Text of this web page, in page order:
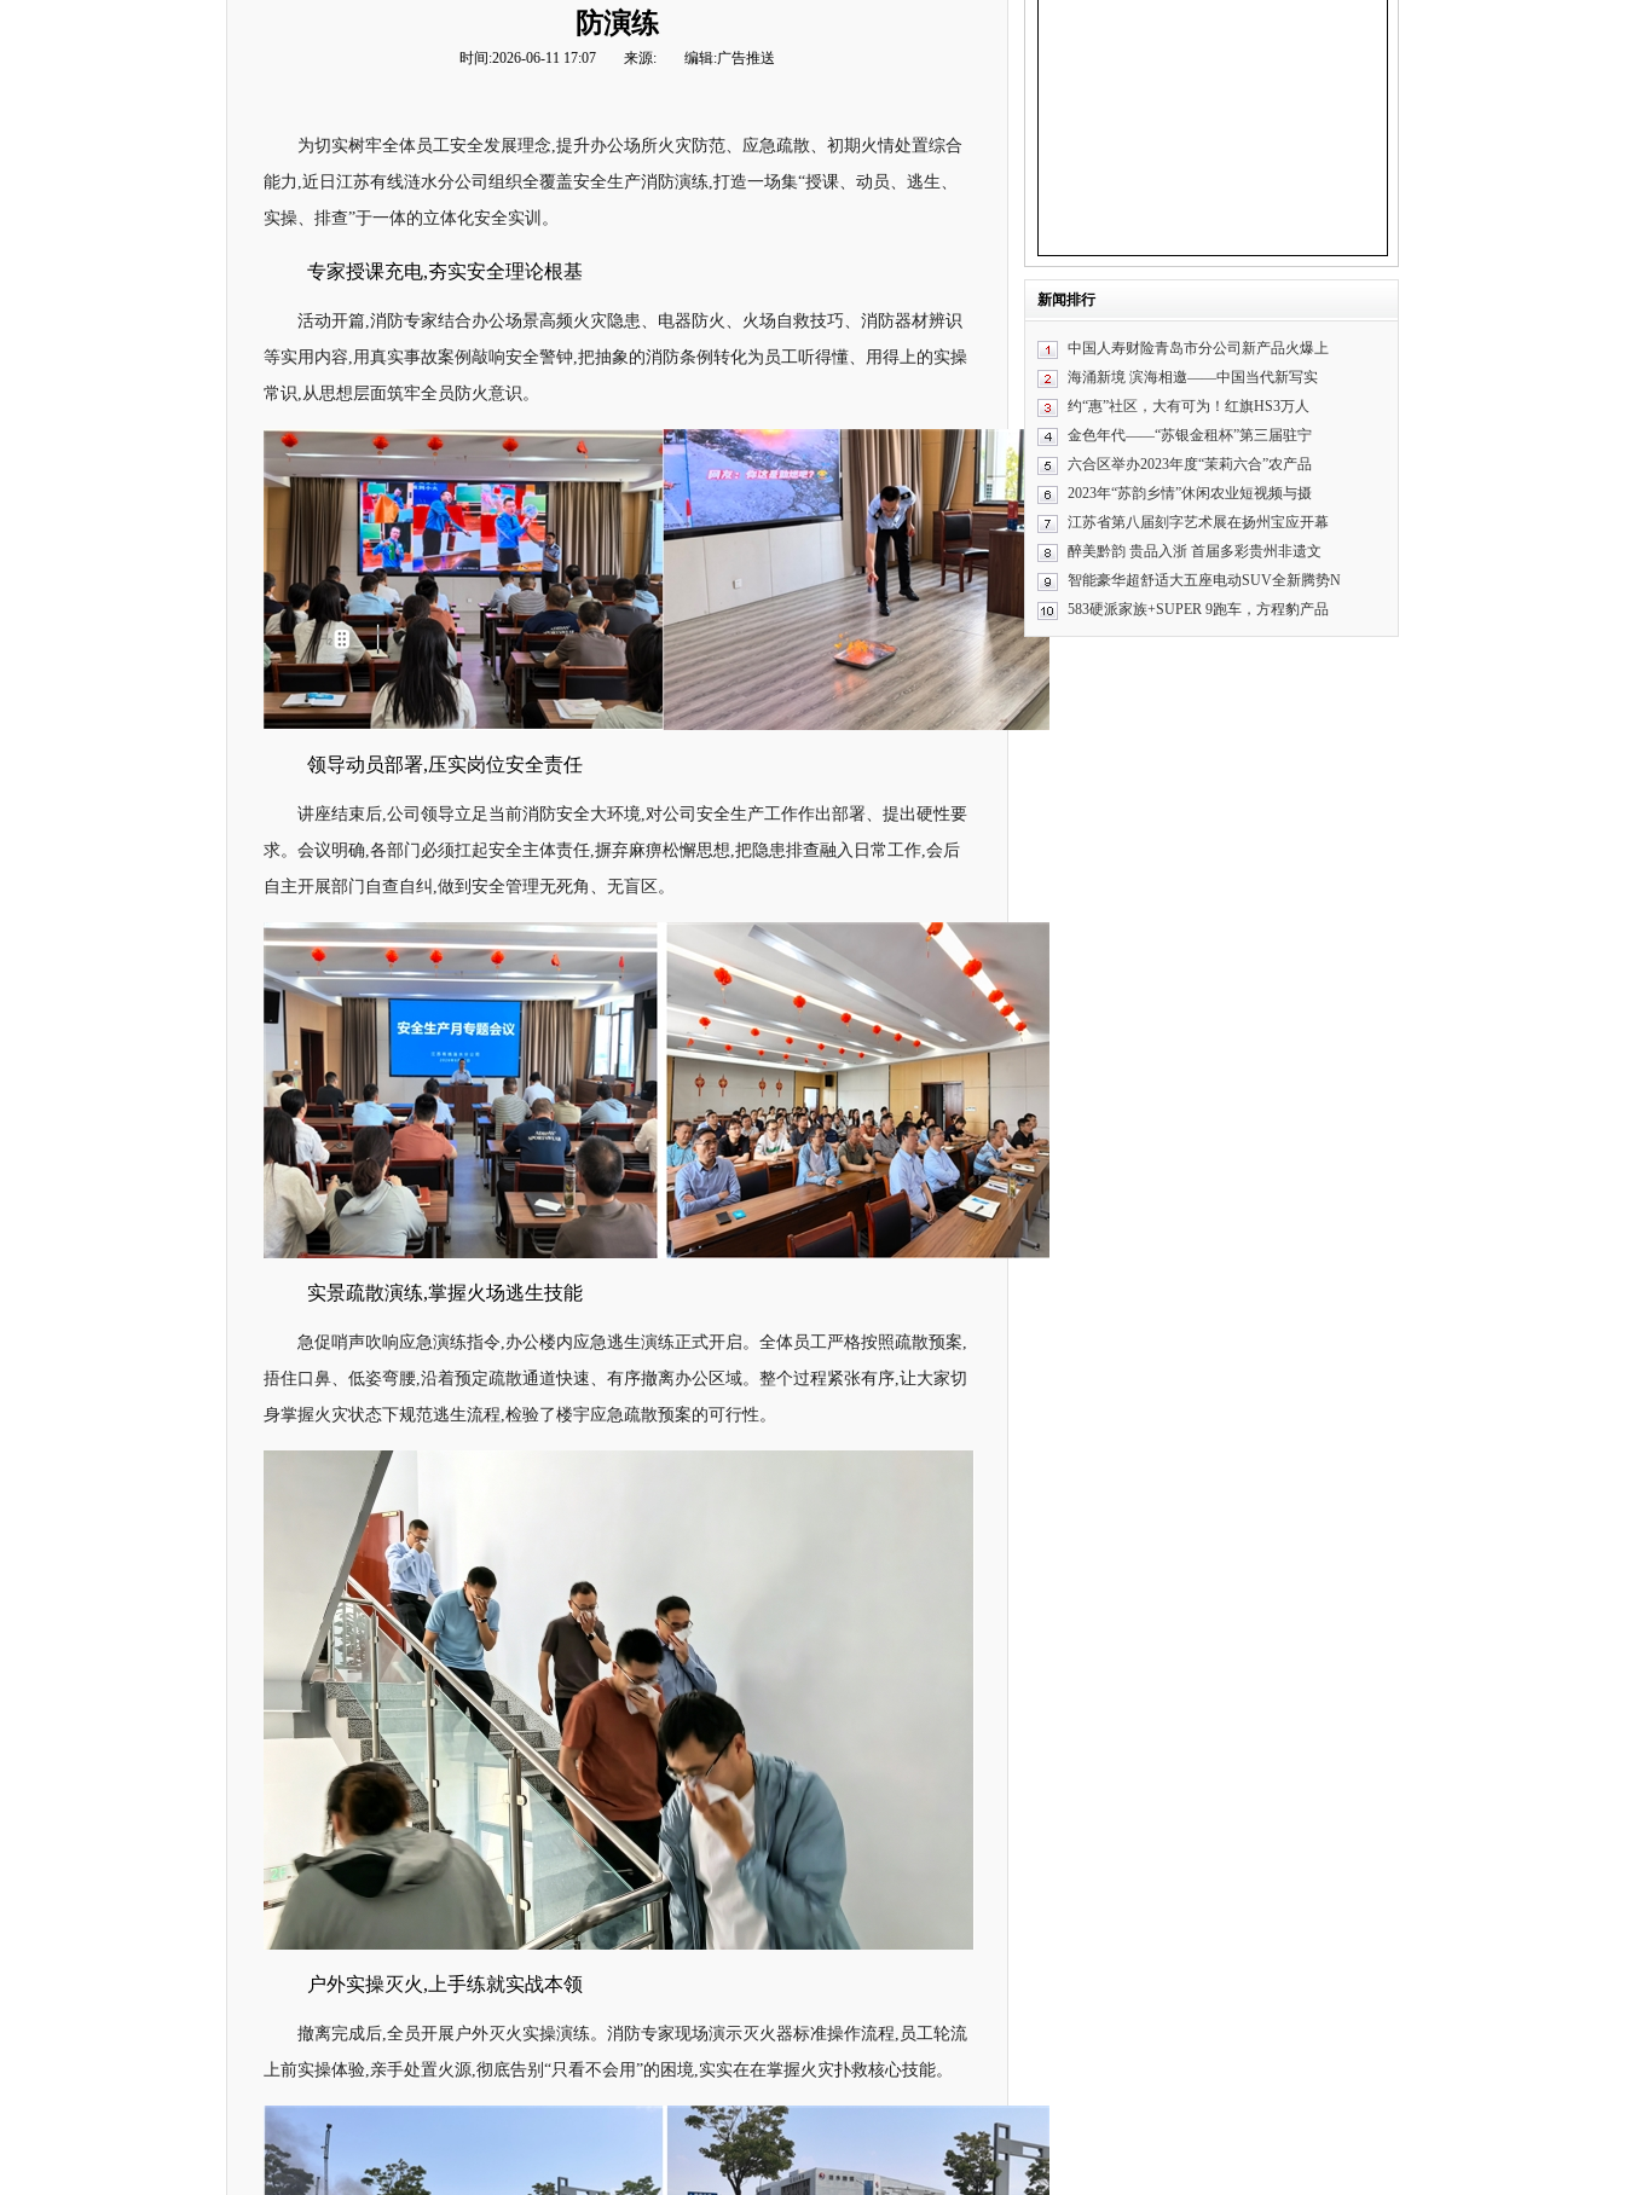
防演练
时间:2026-06-11 17:07 来源: 编辑:广告推送
为切实树牢全体员工安全发展理念,提升办公场所火灾防范、应急疏散、初期火情处置综合
能力,近日江苏有线涟水分公司组织全覆盖安全生产消防演练,打造一场集“授课、动员、逃生、
实操、排查”于一体的立体化安全实训。
专家授课充电,夯实安全理论根基
活动开篇,消防专家结合办公场景高频火灾隐患、电器防火、火场自救技巧、消防器材辨识
等实用内容,用真实事故案例敲响安全警钟,把抽象的消防条例转化为员工听得懂、用得上的实操
常识,从思想层面筑牢全员防火意识。
领导动员部署,压实岗位安全责任
讲座结束后,公司领导立足当前消防安全大环境,对公司安全生产工作作出部署、提出硬性要
求。会议明确,各部门必须扛起安全主体责任,摒弃麻痹松懈思想,把隐患排查融入日常工作,会后
自主开展部门自查自纠,做到安全管理无死角、无盲区。
实景疏散演练,掌握火场逃生技能
急促哨声吹响应急演练指令,办公楼内应急逃生演练正式开启。全体员工严格按照疏散预案,
捂住口鼻、低姿弯腰,沿着预定疏散通道快速、有序撤离办公区域。整个过程紧张有序,让大家切
身掌握火灾状态下规范逃生流程,检验了楼宇应急疏散预案的可行性。
户外实操灭火,上手练就实战本领
撤离完成后,全员开展户外灭火实操演练。消防专家现场演示灭火器标准操作流程,员工轮流
上前实操体验,亲手处置火源,彻底告别“只看不会用”的困境,实实在在掌握火灾扑救核心技能。
新闻排行
中国人寿财险青岛市分公司新产品火爆上
海涌新境 滨海相邀——中国当代新写实
约“惠”社区，大有可为！红旗HS3万人
金色年代——“苏银金租杯”第三届驻宁
六合区举办2023年度“茉莉六合”农产品
2023年“苏韵乡情”休闲农业短视频与摄
江苏省第八届刻字艺术展在扬州宝应开幕
醉美黔韵 贵品入浙 首届多彩贵州非遗文
智能豪华超舒适大五座电动SUV全新腾势N
583硬派家族+SUPER 9跑车，方程豹产品